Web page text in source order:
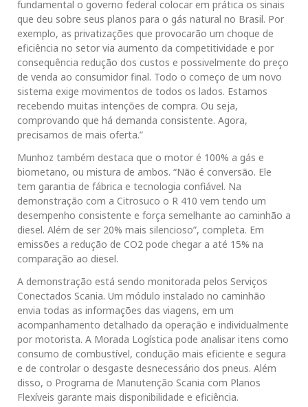
fundamental o governo federal colocar em prática os sinais
que deu sobre seus planos para o gás natural no Brasil. Por
exemplo, as privatizações que provocarão um choque de
eficiência no setor via aumento da competitividade e por
consequência redução dos custos e possivelmente do preço
de venda ao consumidor final. Todo o começo de um novo
sistema exige movimentos de todos os lados. Estamos
recebendo muitas intenções de compra. Ou seja,
comprovando que há demanda consistente. Agora,
precisamos de mais oferta.”
Munhoz também destaca que o motor é 100% a gás e
biometano, ou mistura de ambos. “Não é conversão. Ele
tem garantia de fábrica e tecnologia confiável. Na
demonstração com a Citrosuco o R 410 vem tendo um
desempenho consistente e força semelhante ao caminhão a
diesel. Além de ser 20% mais silencioso”, completa. Em
emissões a redução de CO2 pode chegar a até 15% na
comparação ao diesel.
A demonstração está sendo monitorada pelos Serviços
Conectados Scania. Um módulo instalado no caminhão
envia todas as informações das viagens, em um
acompanhamento detalhado da operação e individualmente
por motorista. A Morada Logística pode analisar itens como
consumo de combustível, condução mais eficiente e segura
e de controlar o desgaste desnecessário dos pneus. Além
disso, o Programa de Manutenção Scania com Planos
Flexíveis garante mais disponibilidade e eficiência.